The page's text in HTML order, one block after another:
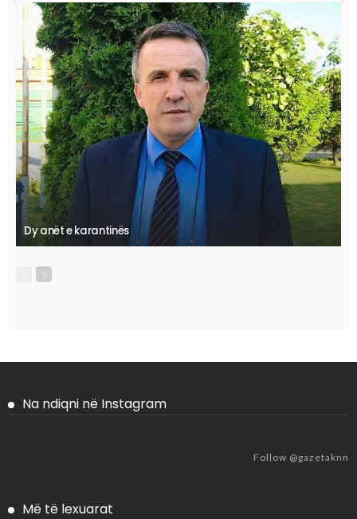
Dy anët e karantinës
Na ndiqni në Instagram
Follow @gazetaknn
Më të lexuarat